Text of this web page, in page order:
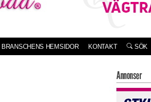
BRANSCHENS HEMSIDOR KONTAKT SÖK
Annonser